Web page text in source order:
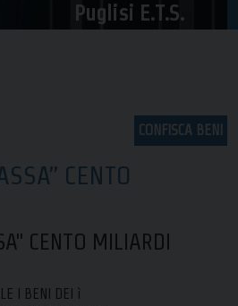
Puglisi E.T.S.
CONFISCA BENI
CENTO
CENTO MILIARDI
I BENI DEI ì